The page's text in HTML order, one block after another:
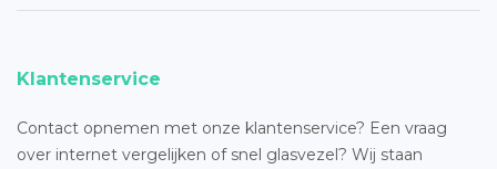
Klantenservice
Contact opnemen met onze klantenservice? Een vraag
over internet vergelijken of snel glasvezel? Wij staan